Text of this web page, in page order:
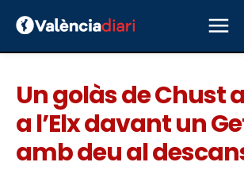
Un golàs de Chust
a l’Elx davant un
amb deu al